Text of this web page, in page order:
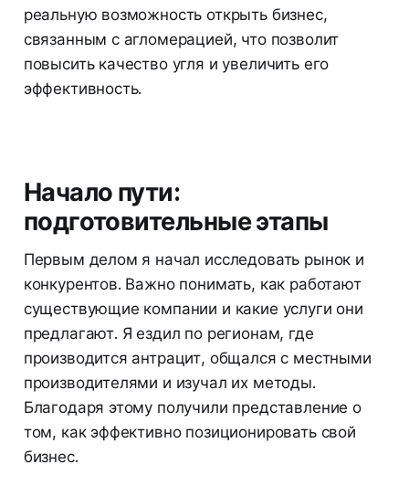
реальную возможность открыть бизнес,
связанным с агломерацией, что позволит
повысить качество угля и увеличить его
эффективность.
Начало пути:
подготовительные этапы
Первым делом я начал исследовать рынок и
конкурентов. Важно понимать, как работают
существующие компании и какие услуги они
предлагают. Я ездил по регионам, где
производится антрацит, общался с местными
производителями и изучал их методы.
Благодаря этому получили представление о
том, как эффективно позиционировать свой
бизнес.